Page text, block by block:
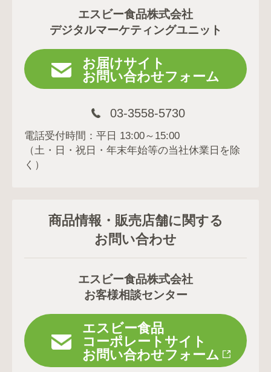
エスビー食品株式会社
デジタルマーケティングユニット
お届けサイト
お問い合わせフォーム
03-3558-5730
電話受付時間：平日 13:00～15:00
（土・日・祝日・年末年始等の当社休業日を除
く）
商品情報・販売店舗に関する
お問い合わせ
エスビー食品株式会社
お客様相談センター
エスビー食品
コーポレートサイト
お問い合わせフォーム